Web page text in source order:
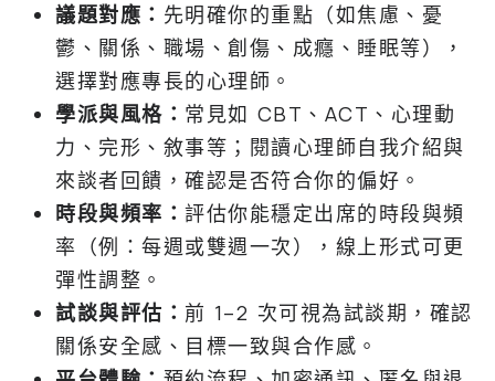
議題對應： 先明確你的重點（如焦慮、憂
鬱、關係、職場、創傷、成癮、睡眠等），
選擇對應專長的心理師。
學派與風格： 常見如 CBT、ACT、心理動
力、完形、敘事等；閱讀心理師自我介紹與
來談者回饋，確認是否符合你的偏好。
時段與頻率： 評估你能穩定出席的時段與頻
率（例：每週或雙週一次），線上形式可更
彈性調整。
試談與評估： 前 1–2 次可視為試談期，確認
關係安全感、目標一致與合作感。